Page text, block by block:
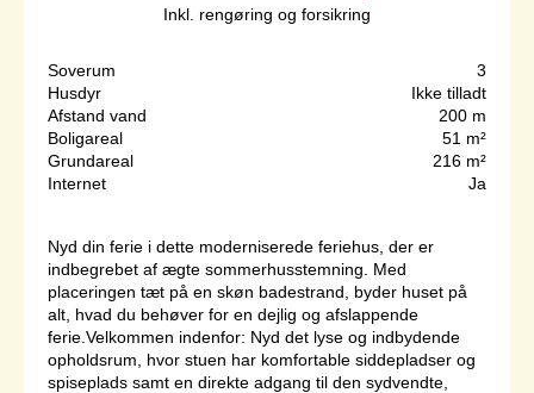
Inkl. rengøring og forsikring
Soverum
3
Husdyr
Ikke tilladt
Afstand vand
200 m
Boligareal
51 m²
Grundareal
216 m²
Internet
Ja
Nyd din ferie i dette moderniserede feriehus, der er
indbegrebet af ægte sommerhusstemning. Med
placeringen tæt på en skøn badestrand, byder huset på
alt, hvad du behøver for en dejlig og afslappende
ferie.Velkommen indenfor: Nyd det lyse og indbydende
opholdsrum, hvor stuen har komfortable siddepladser og
spiseplads samt en direkte adgang til den sydvendte,